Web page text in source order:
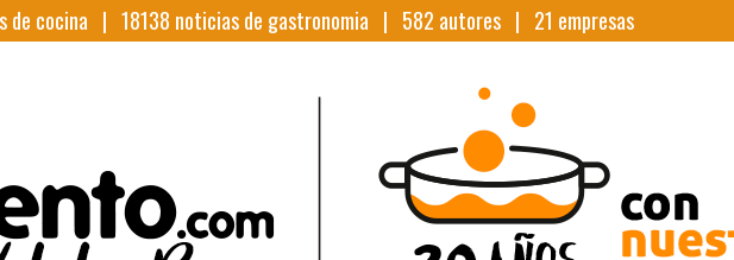
de cocina | 18138 noticias de gastronomia | 582 autores | 21 empresas